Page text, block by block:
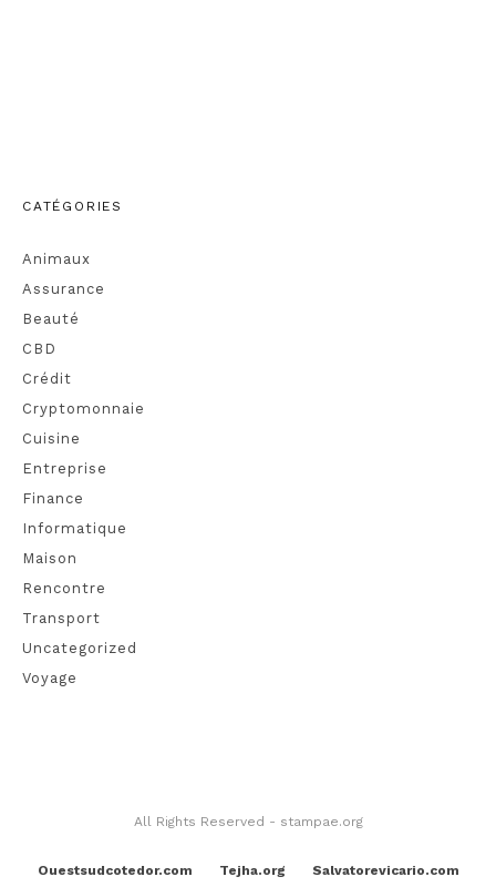
CATÉGORIES
Animaux
Assurance
Beauté
CBD
Crédit
Cryptomonnaie
Cuisine
Entreprise
Finance
Informatique
Maison
Rencontre
Transport
Uncategorized
Voyage
All Rights Reserved - stampae.org
Ouestsudcotedor.com Tejha.org Salvatorevicario.com